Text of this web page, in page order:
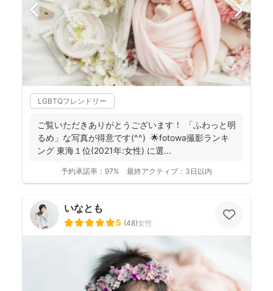
LGBTQフレンドリー
ご覧いただきありがとうございます！ 「ふわっと明
るめ」な写真が得意です(^^) 🌟fotowa撮影ランキ
ング 東海１位(2021年:女性) に選...
予約承諾率： 97% 最終アクティブ： 3日以内
いなとも
5 (48)女性